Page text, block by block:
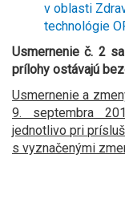
v oblasti
technológie
Usmernenie č. 2
prílohy ostávajú
Usmernenie a
9. septembra
jednotlivo pri
s vyznačenými